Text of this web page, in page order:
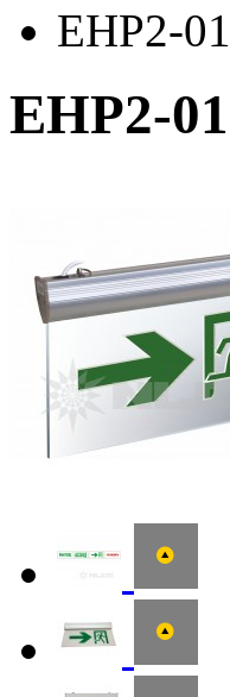
EHP2-01
EHP2-01